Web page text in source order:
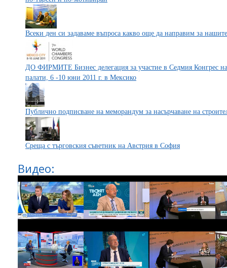
Всеки ден си задаваме въпроса какво още да направим за
ДО ФИРМИТЕ Бизнес делегация за участие в Седмия Конгрес на
палати, 6 -10 юни 2011 г. в Мексико
Публично подписване на меморандум за насърчаване на
Среща с търговския съветник на Австрия в София
Видео: